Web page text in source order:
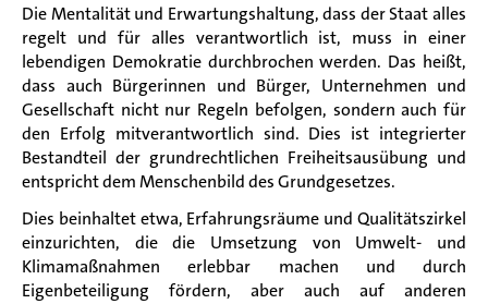
Die Mentalität und Erwartungshaltung, dass der Staat alles
regelt und für alles verantwortlich ist, muss in einer
lebendigen Demokratie durchbrochen werden. Das heißt,
dass auch Bürgerinnen und Bürger, Unternehmen und
Gesellschaft nicht nur Regeln befolgen, sondern auch für
den Erfolg mitverantwortlich sind. Dies ist integrierter
Bestandteil der grundrechtlichen Freiheitsausübung und
entspricht dem Menschenbild des Grundgesetzes.
Dies beinhaltet etwa, Erfahrungsräume und Qualitätszirkel
einzurichten, die die Umsetzung von Umwelt- und
Klimamaßnahmen erlebbar machen und durch
Eigenbeteiligung fördern, aber auch auf anderen